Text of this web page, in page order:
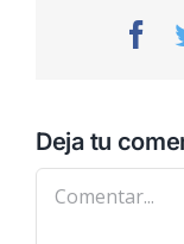
Deja tu
Comentar